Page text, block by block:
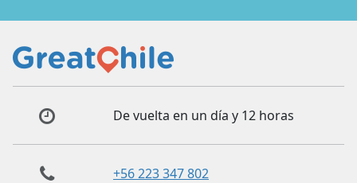
De vuelta en un día y 12 horas
+56 223 347 802